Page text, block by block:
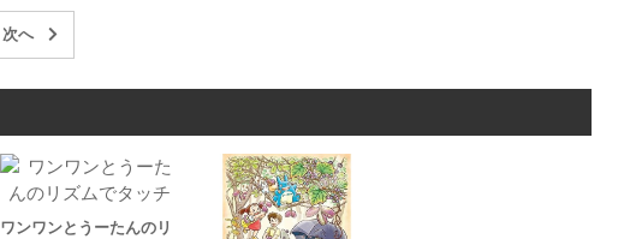
ワンワンとうーたんのリ